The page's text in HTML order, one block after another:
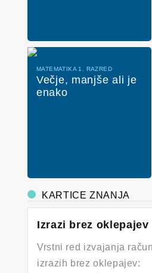
MATEMATIKA 1. RAZRED
Večje, manjše ali je
enako
KARTICE ZNANJA
Izrazi brez oklepajev
Vrstni red izvajanja
izrazih brez oklepajev: